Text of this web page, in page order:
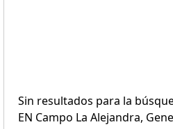
Sin resultados para la
EN Campo La Alejandra,